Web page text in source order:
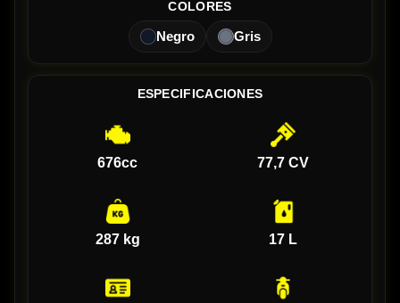
COLORES
Negro Gris
ESPECIFICACIONES
676cc 77,7 CV
287 kg 17 L